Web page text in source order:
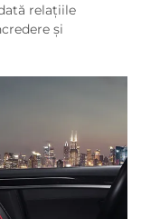
relațiile
și